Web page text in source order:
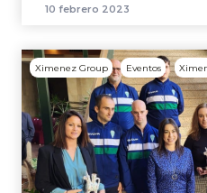
10 febrero 2023
Ximenez Group Eventos